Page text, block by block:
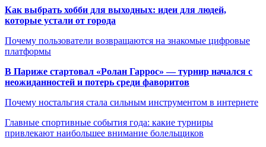
Как выбрать хобби для выходных: идеи для людей,
которые устали от города
Почему пользователи возвращаются на знакомые цифровые
платформы
В Париже стартовал «Ролан Гаррос» — турнир начался с
неожиданностей и потерь среди фаворитов
Почему ностальгия стала сильным инструментом в интернете
Главные спортивные события года: какие турниры
привлекают наибольшее внимание болельщиков